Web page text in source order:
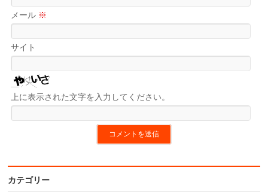
メール ※
サイト
上に表示された文字を入力してください。
カテゴリー